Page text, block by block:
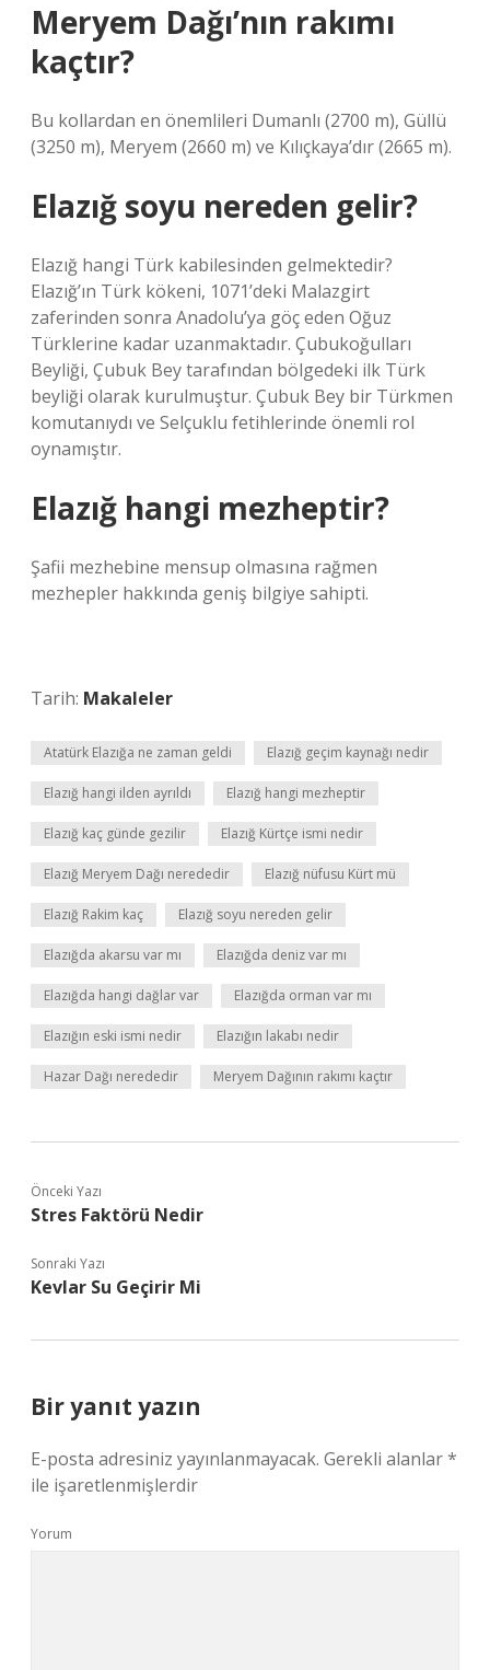
Meryem Dağı’nın rakımı
kaçtır?
Bu kollardan en önemlileri Dumanlı (2700 m), Güllü
(3250 m), Meryem (2660 m) ve Kılıçkaya’dır (2665 m).
Elazığ soyu nereden gelir?
Elazığ hangi Türk kabilesinden gelmektedir?
Elazığ’ın Türk kökeni, 1071’deki Malazgirt
zaferinden sonra Anadolu’ya göç eden Oğuz
Türklerine kadar uzanmaktadır. Çubukoğulları
Beyliği, Çubuk Bey tarafından bölgedeki ilk Türk
beyliği olarak kurulmuştur. Çubuk Bey bir Türkmen
komutanıydı ve Selçuklu fetihlerinde önemli rol
oynamıştır.
Elazığ hangi mezheptir?
Şafii mezhebine mensup olmasına rağmen
mezhepler hakkında geniş bilgiye sahipti.
Tarih: Makaleler
Atatürk Elazığa ne zaman geldi Elazığ geçim kaynağı nedir
Elazığ hangi ilden ayrıldı Elazığ hangi mezheptir
Elazığ kaç günde gezilir Elazığ Kürtçe ismi nedir
Elazığ Meryem Dağı nerededir Elazığ nüfusu Kürt mü
Elazığ Rakim kaç Elazığ soyu nereden gelir
Elazığda akarsu var mı Elazığda deniz var mı
Elazığda hangi dağlar var Elazığda orman var mı
Elazığın eski ismi nedir Elazığın lakabı nedir
Hazar Dağı nerededir Meryem Dağının rakımı kaçtır
Önceki Yazı
Stres Faktörü Nedir
Sonraki Yazı
Kevlar Su Geçirir Mi
Bir yanıt yazın
E-posta adresiniz yayınlanmayacak. Gerekli alanlar*
ile işaretlenmişlerdir
Yorum